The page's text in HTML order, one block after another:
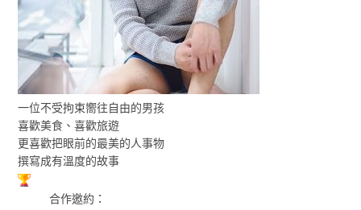
一位不受拘束嚮往自由的男孩
喜歡美食、喜歡旅遊
更喜歡把眼前的最美的人事物
撰寫成有溫度的故事
合作邀約：